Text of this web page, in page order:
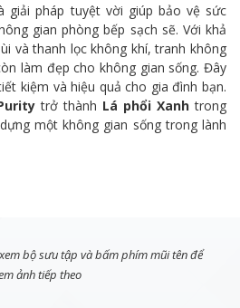
giải pháp tuyệt vời giúp bảo vệ sức
gian phòng bếp sạch sẽ. Với khả
và thanh lọc không khí, tranh không
làm đẹp cho không gian sống. Đây
kiệm và hiệu quả cho gia đình bạn.
trở thành Lá phổi Xanh trong
một không gian sống trong lành
bộ sưu tập và bấm phím mũi tên để
ảnh tiếp theo